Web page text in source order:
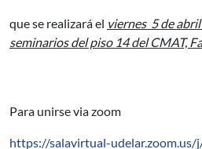
que se realizará el viernes 5 de abril
seminarios del piso 14 del CMAT,
Para unirse via zoom
https://salavirtual-udelar.zoom.us/